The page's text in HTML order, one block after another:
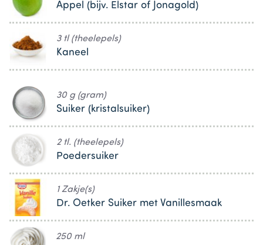
Appel (bijv. Elstar of Jonagold)
3 tl (theelepels)
Kaneel
30 g (gram)
Suiker (kristalsuiker)
2 tl. (theelepels)
Poedersuiker
1 Zakje(s)
Dr. Oetker Suiker met Vanillesmaak
250 ml